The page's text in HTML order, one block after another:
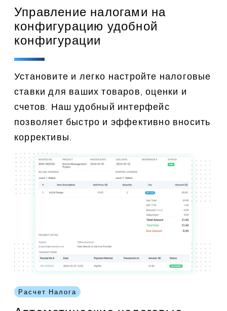
Управление налогами на
конфигурацию удобной
конфигурации
Установите и легко настройте налоговые
ставки для ваших товаров, оценки и
счетов. Наш удобный интерфейс
позволяет быстро и эффективно вносить
коррективы.
Расчет Налога